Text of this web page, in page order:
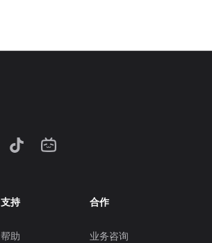
支持
帮助
合作
业务咨询